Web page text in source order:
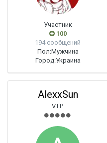
Участник
100
194 сообщений
Пол:Мужчина
Город:Украина
AlexxSun
V.I.P.